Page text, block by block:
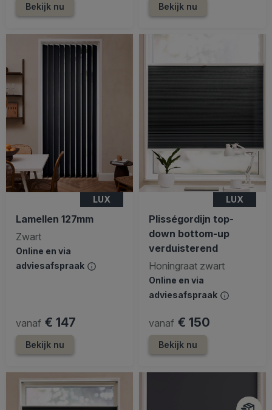
Bekijk nu Bekijk nu
LUX
Lamellen 127mm
Zwart
Online en via
adviesafspraak
vanaf € 147
Bekijk nu
LUX
Plisségordijn top-
down bottom-up
verduisterend
Honingraat zwart
Online en via
adviesafspraak
vanaf € 150
Bekijk nu